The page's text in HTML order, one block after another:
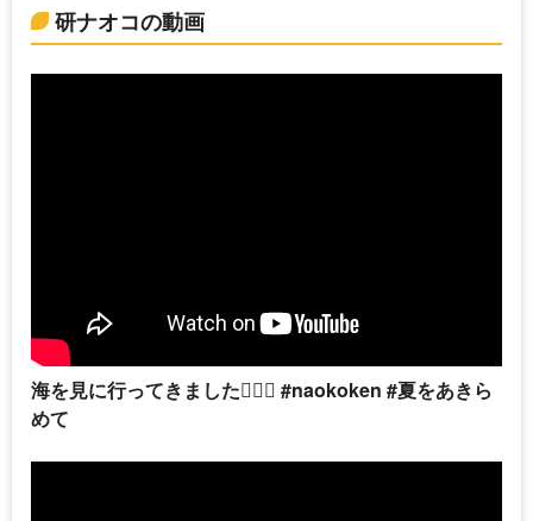
研ナオコの動画
海を見に行ってきました🏄🏻‍♂️ #naokoken #夏をあきら
めて